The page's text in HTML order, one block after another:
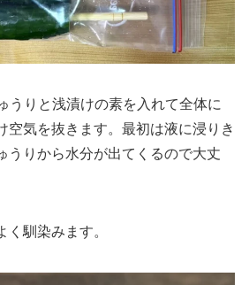
うりと浅漬けの素を入れて全体に
空気を抜きます。最初は液に浸りき
うりから水分が出てくるので大丈
馴染みます。